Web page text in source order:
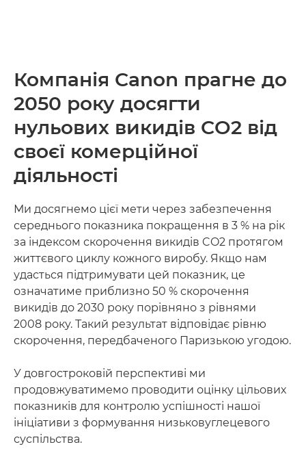
Компанія Canon прагне до
2050 року досягти
нульових викидів CO2 від
своєї комерційної
діяльності
Ми досягнемо цієї мети через забезпечення
середнього показника покращення в 3 % на рік
за індексом скорочення викидів CO2 протягом
життєвого циклу кожного виробу. Якщо нам
удасться підтримувати цей показник, це
означатиме приблизно 50 % скорочення
викидів до 2030 року порівняно з рівнями
2008 року. Такий результат відповідає рівню
скорочення, передбаченого Паризькою угодою.
У довгостроковій перспективі ми
продовжуватимемо проводити оцінку цільових
показників для контролю успішності нашої
ініціативи з формування низьковуглецевого
суспільства.